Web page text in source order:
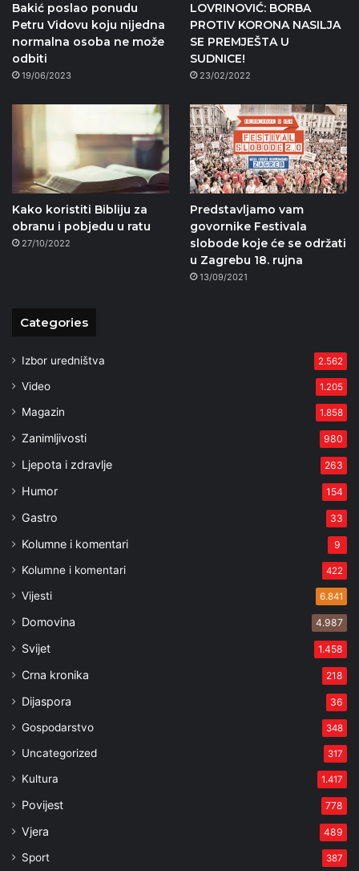
Bakić poslao ponudu
Petru Vidovu koju nijedna
normalna osoba ne može
odbiti
19/06/2023
LOVRINOVIĆ: BORBA
PROTIV KORONA NASILJA
SE PREMJEŠTA U
SUDNICE!
23/02/2022
Kako koristiti Bibliju za
obranu i pobjedu u ratu
27/10/2022
Predstavljamo vam
govornike Festivala
slobode koje će se održati
u Zagrebu 18. rujna
13/09/2021
Categories
Izbor uredništva 2.562
Video 1.205
Magazin 1.858
Zanimljivosti 980
Ljepota i zdravlje 263
Humor 154
Gastro 33
Kolumne i komentari 9
Kolumne i komentari 422
Vijesti 6.841
Domovina 4.987
Svijet 1.458
Crna kronika 218
Dijaspora 36
Gospodarstvo 348
Uncategorized 317
Kultura 1.417
Povijest 778
Vjera 489
Sport 387